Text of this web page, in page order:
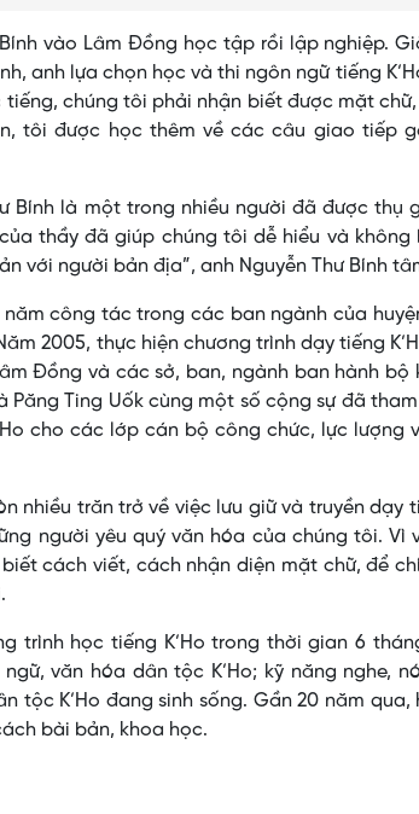
vào Lâm Đồng học tập rồi lập nghiệp.
anh lựa chọn học và thi ngôn ngữ tiếng
tiếng, chúng tôi phải nhận biết được mặt
tôi được học thêm về các câu giao tiếp
Bính là một trong nhiều người đã được thụ
thầy đã giúp chúng tôi dễ hiểu và không
với người bản địa”, anh Nguyễn Thư Bính
công tác trong các ban ngành của
2005, thực hiện chương trình dạy tiếng
Đồng và các sở, ban, ngành ban hành bộ
Păng Ting Uốk cùng một số cộng sự đã
cho các lớp cán bộ công chức, lực lượng
nhiều trăn trở về việc lưu giữ và truyền dạy
người yêu quý văn hóa của chúng tôi. Vì
cách viết, cách nhận diện mặt chữ, để
trình học tiếng K’Ho trong thời gian 6
văn hóa dân tộc K’Ho; kỹ năng nghe,
tộc K’Ho đang sinh sống. Gần 20 năm
bài bản, khoa học.